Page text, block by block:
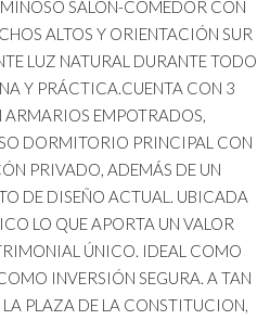
SALÓN-COMEDOR CON
ALTOS Y ORIENTACIÓN SUR
LUZ NATURAL DURANTE TODO
Y PRÁCTICA.CUENTA CON 3
EMPOTRADOS,
DORMITORIO PRINCIPAL CON
PRIVADO, ADEMÁS DE UN
DE DISEÑO ACTUAL. UBICADA
LO QUE APORTA UN VALOR
ÚNICO. IDEAL COMO
INVERSIÓN SEGURA. A TAN
PLAZA DE LA CONSTITUCION,